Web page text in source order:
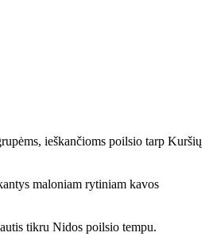
ieškančioms poilsio tarp Kuršių
maloniam rytiniam kavos
tikru Nidos poilsio tempu.